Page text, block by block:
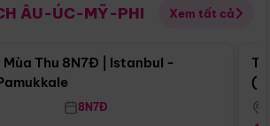
ÂU-ÚC-MỸ-PHI Xem tất cả
Điểm nổi bật
Mùa Thu 8N7Đ | Istanbul -
8N7Đ